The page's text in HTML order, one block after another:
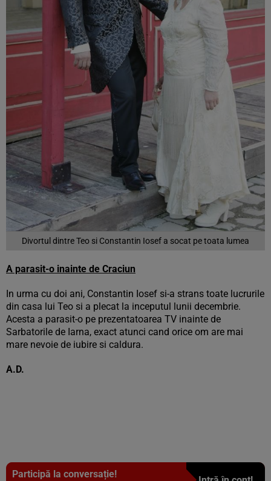
Divortul dintre Teo si Constantin Iosef a socat pe toata lumea
A parasit-o inainte de Craciun
In urma cu doi ani, Constantin Iosef si-a strans toate lucrurile
din casa lui Teo si a plecat la inceputul lunii decembrie.
Acesta a parasit-o pe prezentatoarea TV inainte de
Sarbatorile de Iarna, exact atunci cand orice om are mai
mare nevoie de iubire si caldura.
A.D.
Participă la conversație!